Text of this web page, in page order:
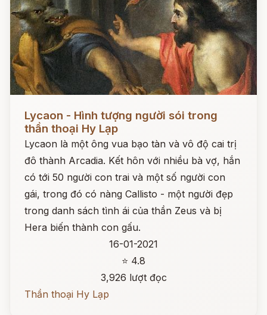
Lycaon - Hình tượng người sói trong
thần thoại Hy Lạp
Lycaon là một ông vua bạo tàn và vô độ cai trị
đô thành Arcadia. Kết hôn với nhiều bà vợ, hắn
có tới 50 người con trai và một số người con
gái, trong đó có nàng Callisto - một người đẹp
trong danh sách tình ái của thần Zeus và bị
Hera biến thành con gấu.
16-01-2021
⭐ 4.8
3,926 lượt đọc
Thần thoại Hy Lạp